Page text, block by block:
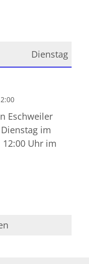
Dienstag
Eschweiler
im
Uhr im